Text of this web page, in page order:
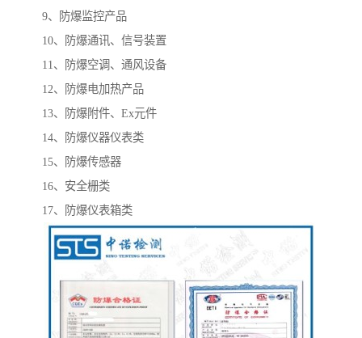
9、防爆监控产品
10、防爆通讯、信号装置
11、防爆空调、通风设备
12、防爆电加热产品
13、防爆附件、Ex元件
14、防爆仪器仪表类
15、防爆传感器
16、安全栅类
17、防爆仪表箱类